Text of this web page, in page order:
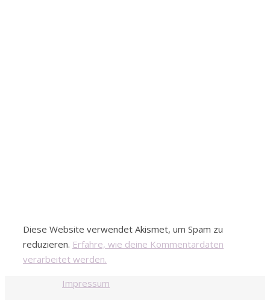
Diese Website verwendet Akismet, um Spam zu
reduzieren. Erfahre, wie deine Kommentardaten
verarbeitet werden.
Impressum